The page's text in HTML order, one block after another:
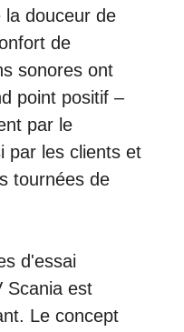
la douceur de
de
sonores ont
point positif –
par le
par les clients et
tournées de
d'essai
Scania est
Le concept